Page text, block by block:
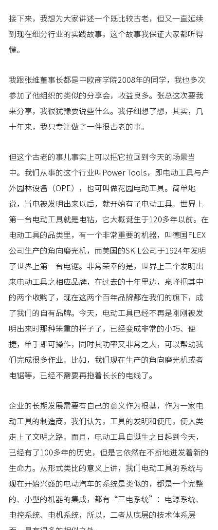
接下来，我想为大家讲述一个既比较古老，但又一直延续
到现在细分行业的实践故事，这个故事我保证大家都听得
懂。
我跟张维董事长都是中欧商学院2008年的同学，我也多次
参加了他组织的类似的分享会，收益良多。张总这次要我
来分享，我很犹豫要说些什么。我仔细想了想，其实，几
十年来，我只专注做了一件很古老的事。
但这个古老的事儿事实上可以把它拉回到今天的场景当
中。我们从事的这个行业叫Power Tools，即电动工具与户
外园林设备（OPE），也可叫做花园电动工具。简单地
说，当电被发明出来以后，就开始有了电动工具。世界上
第一台电动工具就是电钻，它大概诞生于120多年以前。在
电动工具的品类里，有一个非常重要的机器，叫德国FLEX
公司生产的角向磨光机，而美国的SKIL公司于1924年发明
了世界上第一台电锯。非常荣幸的是，世界上三个发明出
来电动工具之相应品牌，在过去的十年里边，泉峰把其中
的两个收购了，现在这两个百年品牌都在我们的旗下，成
了我们的自有品牌。今天，电动工具已经不再是刚刚被发
明出来时那种笨重的样子了，已经变成非常的小巧、便
捷，单手即可操作，同时其功率又非常之大，可以帮助我
们完成很多作业。比如，我们现在生产的角向磨光机或者
电锯等，已经不需要再拖着长长的电线了。
企业的长期发展需要有自己的意义作为根基，作为一家电
动工具的制造商，我们认为，工具的发明和使用，使人类
走上了文明之路。而且，电动工具自诞生之日起到今天，
已经有了100多年的历史，但是它依然在不断地迸发着新的
生命力。从形式类比的意义上讲，我们电动工具的系统与
现在开始兴盛的电动汽车的系统是类似的，都是一个完整
的、小型的机器的集成，都有“三电系统”：电源系统、
电控系统、电机系统，所以，二者从底层的技术体系层